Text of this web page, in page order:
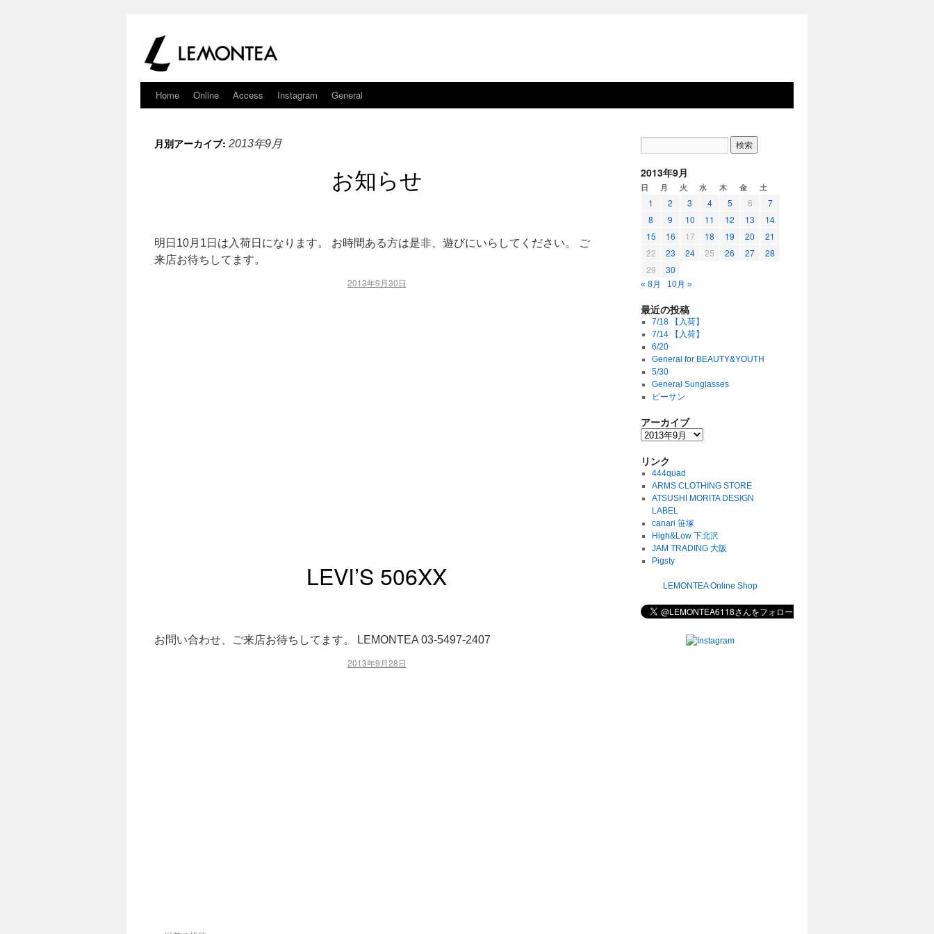
Home Online Access Instagram General
月別アーカイブ: 2013年9月
お知らせ
明日10月1日は入荷日になります。 お時間ある方は是非、遊びにいらしてください。 ご
来店お待ちしてます。
2013年9月30日
LEVI’S 506XX
お問い合わせ、ご来店お待ちしてます。 LEMONTEA 03-5497-2407
2013年9月28日
2013年9月
日 月 火 水 木 金 土
1 2 3 4 5 6
7
8
9 10 11 12 13
14
15
16 17 18 19 20
21
22
23 24 25 26 27
28
29
30
« 8月 10月 »
最近の投稿
7/18 【入荷】
7/14 【入荷】
6/20
General for BEAUTY&YOUTH
5/30
General Sunglasses
ビーサン
アーカイブ
リンク
444quad
ARMS CLOTHING STORE
ATSUSHI MORITA DESIGN
LABEL
canari 笹塚
High&Low 下北沢
JAM TRADING 大阪
Pigsty
LEMONTEA Online Shop